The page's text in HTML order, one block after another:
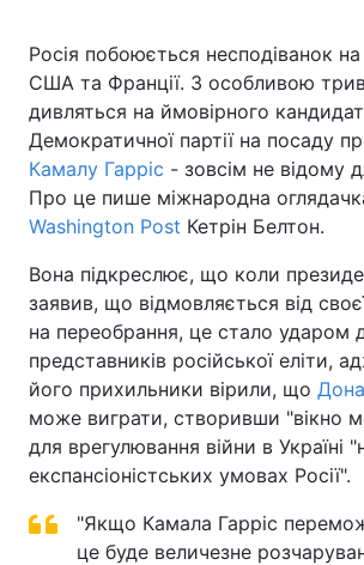
Росія побоюється несподіванок
США та Франції. З особливою
дивляться на ймовірного
Демократичної партії на посаду
Камалу Гарріс - зовсім не відому
Про це пише міжнародна
Washington Post Кетрін Белтон.
Вона підкреслює, що коли
заявив, що відмовляється від
на переобрання, це стало ударом
представників російської еліти,
його прихильники вірили, що
може виграти, створивши "вікно
для врегулювання війни в Україні
експансіоністських умовах Росії".
"Якщо Камала Гарріс
це буде величезне